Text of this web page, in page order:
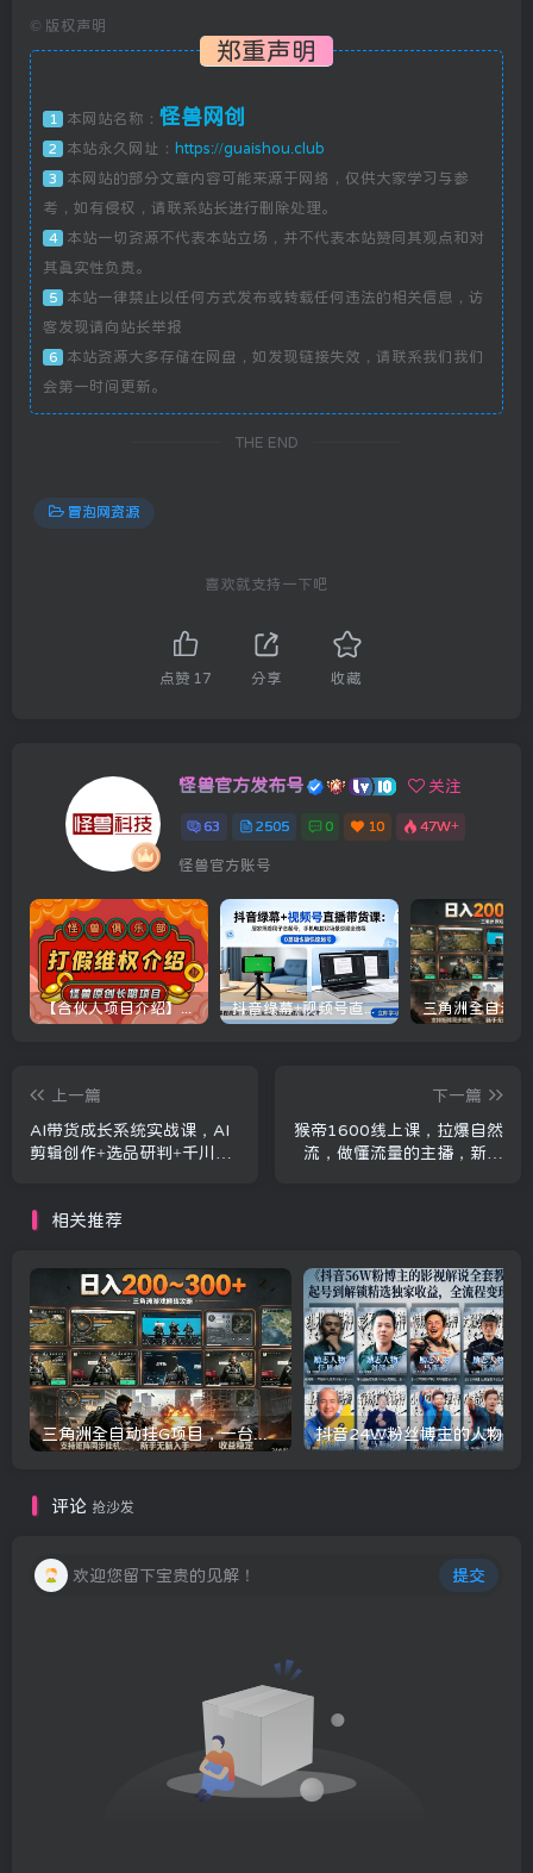
© 版权声明
郑重声明
1 本网站名称： 怪兽网创
2 本站永久网址： https://guaishou.club
3
本网站的部分文章内容可能来源于网络，仅供大家学习与参
考，如有侵权，请联系站长进行删除处理。
4
本站一切资源不代表本站立场，并不代表本站赞同其观点和对
其真实性负责。
5
本站一律禁止以任何方式发布或转载任何违法的相关信息，访
客发现请向站长举报
6
本站资源大多存储在网盘，如发现链接失效，请联系我们我们
会第一时间更新。
THE END
冒泡网资源
喜欢就支持一下吧
点赞 17 分享 收藏
怪兽官方发布号 关注
63 2505 0 10 47W+
怪兽官方账号
【合伙人项目介绍】打假维权项目介绍 抖音绿幕+视频号直播带货课：居家照着稿子念起号，手机电脑双场景搭建全流程
上一篇
AI带货成长系统实战课，AI
剪辑创作+选品研判+千川投
下一篇
猴帝1600线上课，拉爆自然
流，做懂流量的主播，新规
相关推荐
三角洲全自动挂G项目，一台电脑即可操作，防封稳账号，日收益300+，收益全程包回收，省心稳賺【揭秘】
评论 抢沙发
欢迎您留下宝贵的见解！ 提交